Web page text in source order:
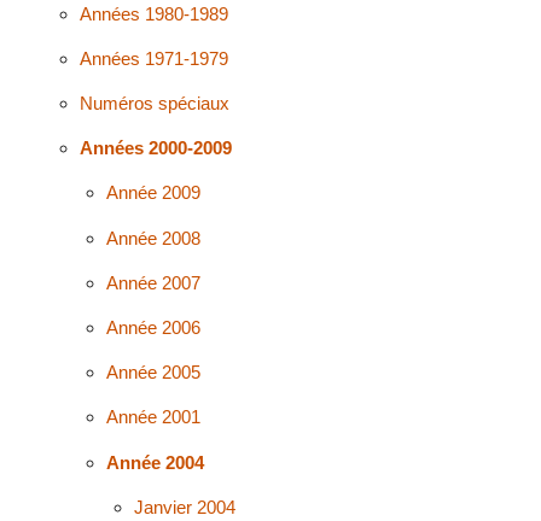
Années 1980-1989
Années 1971-1979
Numéros spéciaux
Années 2000-2009
Année 2009
Année 2008
Année 2007
Année 2006
Année 2005
Année 2001
Année 2004
Janvier 2004